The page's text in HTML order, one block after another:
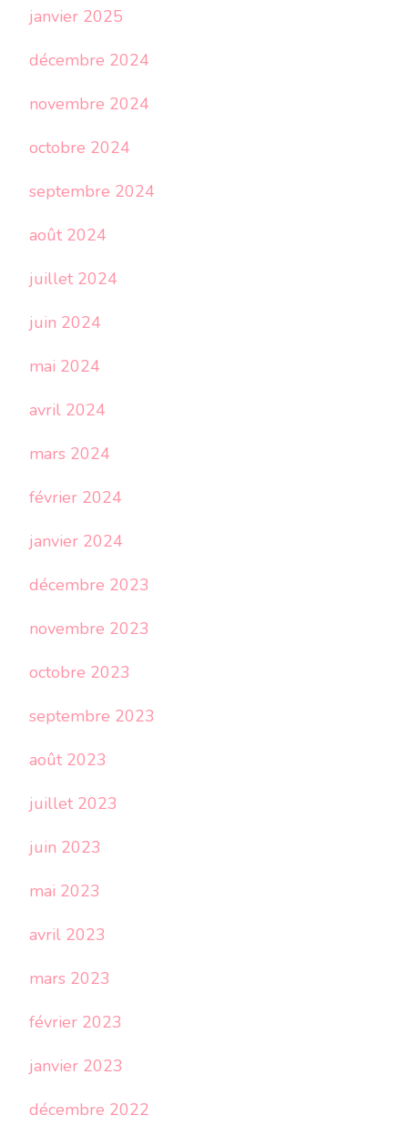
janvier 2025
décembre 2024
novembre 2024
octobre 2024
septembre 2024
août 2024
juillet 2024
juin 2024
mai 2024
avril 2024
mars 2024
février 2024
janvier 2024
décembre 2023
novembre 2023
octobre 2023
septembre 2023
août 2023
juillet 2023
juin 2023
mai 2023
avril 2023
mars 2023
février 2023
janvier 2023
décembre 2022